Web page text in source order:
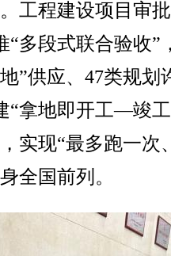
工程建设项目审
“多段式联合验收”
”供应、47类规划
“拿地即开工—竣
实现“最多跑一次
全国前列。